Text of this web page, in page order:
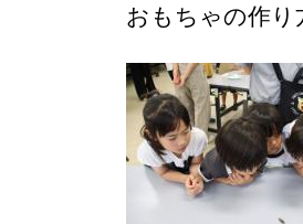
おもちゃの作り